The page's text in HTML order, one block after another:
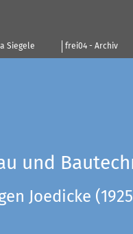
Siegele frei04 - Archiv
und
Joedicke